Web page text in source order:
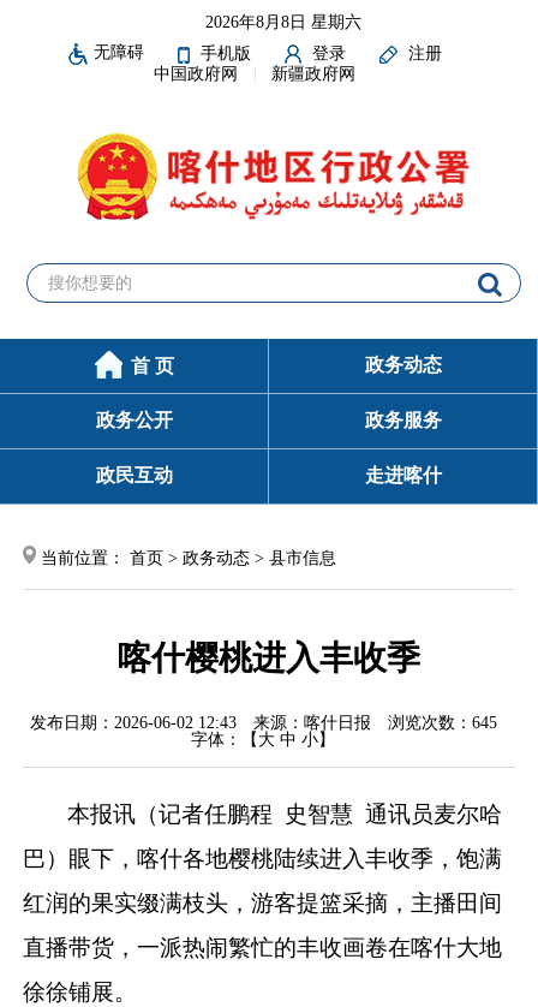
2026年8月8日 星期六
无障碍
手机版 登录
注册
中国政府网
新疆政府网
首 页 政务动态
政务公开 政务服务
政民互动 走进喀什
当前位置： 首页 > 政务动态 > 县市信息
喀什樱桃进入丰收季
发布日期：2026-06-02 12:43 来源：喀什日报 浏览次数： 645
字体：【 大 中 小】
本报讯（记者任鹏程 史智慧 通讯员麦尔哈
巴）眼下，喀什各地樱桃陆续进入丰收季，饱满
红润的果实缀满枝头，游客提篮采摘，主播田间
直播带货，一派热闹繁忙的丰收画卷在喀什大地
徐徐铺展。